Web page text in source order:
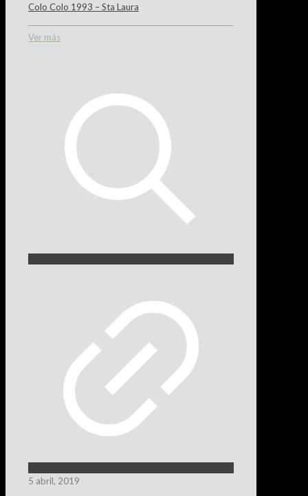
Colo Colo 1993 – Sta Laura
Ver más
5 abril, 2019